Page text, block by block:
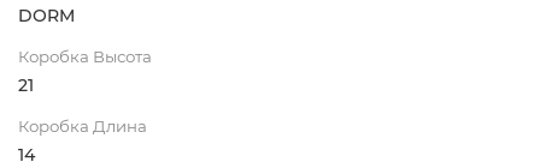
DORM
Коробка Высота
21
Коробка Длина
14